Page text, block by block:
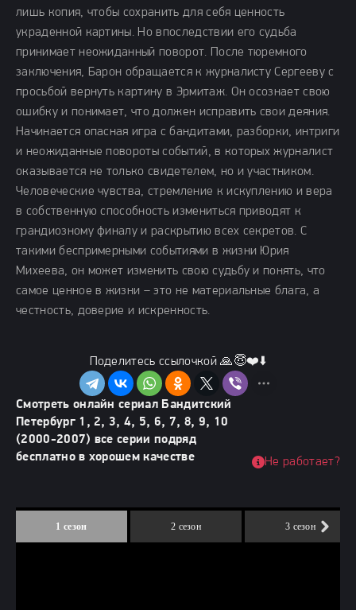
лишь копия, чтобы сохранить для себя ценность
украденной картины. Но впоследствии его судьба
принимает неожиданный поворот. После тюремного
заключения, Барон обращается к журналисту Сергееву с
просьбой вернуть картину в Эрмитаж. Он осознает свою
ошибку и понимает, что должен исправить свои деяния.
Начинается опасная игра с бандитами, разборки, интриги
и неожиданные повороты событий, в которых журналист
оказывается не только свидетелем, но и участником.
Человеческие чувства, стремление к искуплению и вера
в собственную способность измениться приводят к
грандиозному финалу и раскрытию всех секретов. С
такими беспримерными событиями в жизни Юрия
Михеева, он может изменить свою судьбу и понять, что
самое ценное в жизни – это не материальные блага, а
честность, доверие и искренность.
Поделитесь ссылочкой 🙏😇❤️⬇️
Смотреть онлайн сериал Бандитский
Петербург 1, 2, 3, 4, 5, 6, 7, 8, 9, 10
(2000-2007) все серии подряд
бесплатно в хорошем качестве
1 сезон 2 сезон 3 сезон
Не работает?